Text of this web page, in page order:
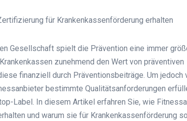
Gesellschaft spielt die Prävention eine immer
zunehmend den Wert von präventiven
finanziell durch Präventionsbeiträge. Um jedoch
bestimmte Qualitätsanforderungen
Label. In diesem Artikel erfahren Sie, wie
und warum sie für Krankenkassenförderung